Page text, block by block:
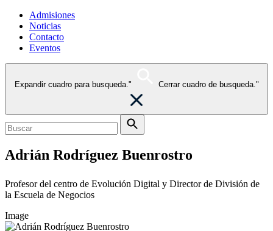
Admisiones
Noticias
Contacto
Eventos
Expandir cuadro para busqueda." Cerrar cuadro de busqueda."
Adrián Rodríguez Buenrostro
Profesor del centro de Evolución Digital y Director de División de
la Escuela de Negocios
Image